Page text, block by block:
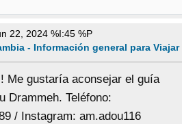
22, 2024 %I:45 %P
- Información general para Viajar
Me gustaría aconsejar el guía
Drammeh. Teléfono:
/ Instagram: am.adou116